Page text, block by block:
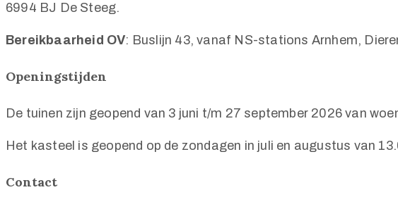
6994 BJ De Steeg.
Bereikbaarheid OV: Buslijn 43, vanaf NS-stations Arnhem,
Openingstijden
De tuinen zijn geopend van 3 juni t/m 27 september 2026 van
Het kasteel is geopend op de zondagen in juli en augustus van
Contact